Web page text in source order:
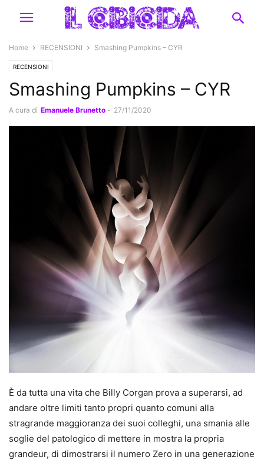
Home RECENSIONI Smashing Pumpkins – CYR
RECENSIONI
Smashing Pumpkins – CYR
A cura di Emanuele Brunetto - 27/11/2020
È da tutta una vita che Billy Corgan prova a superarsi, ad
andare oltre limiti tanto propri quanto comuni alla
stragrande maggioranza dei suoi colleghi, una smania alle
soglie del patologico di mettere in mostra la propria
grandeur, di dimostrarsi il numero Zero in una generazione